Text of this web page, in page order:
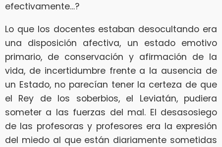
efectivamente…?
Lo que los docentes estaban desocultando era
una disposición afectiva, un estado emotivo
primario, de conservación y afirmación de la
vida, de incertidumbre frente a la ausencia de
un Estado, no parecían tener la certeza de que
el Rey de los soberbios, el Leviatán, pudiera
someter a las fuerzas del mal. El desasosiego
de las profesoras y profesores era la expresión
del miedo al que están diariamente sometidas